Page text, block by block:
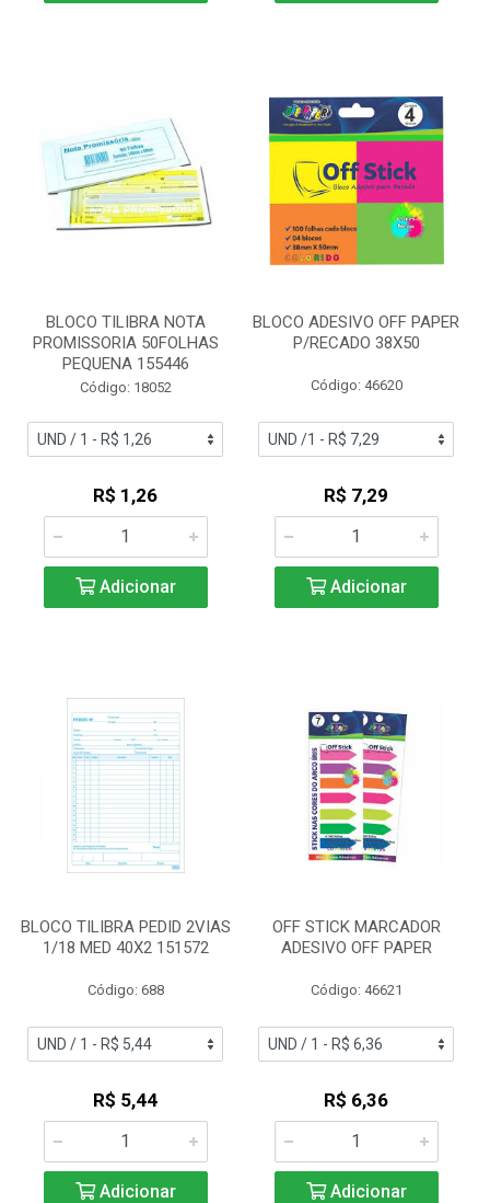
BLOCO TILIBRA NOTA
PROMISSORIA 50FOLHAS
PEQUENA 155446
Código: 18052
R$ 1,26
Adicionar
BLOCO ADESIVO OFF PAPER
P/RECADO 38X50
Código: 46620
R$ 7,29
Adicionar
BLOCO TILIBRA PEDID 2VIAS
1/18 MED 40X2 151572
Código: 688
R$ 5,44
Adicionar
OFF STICK MARCADOR
ADESIVO OFF PAPER
Código: 46621
R$ 6,36
Adicionar